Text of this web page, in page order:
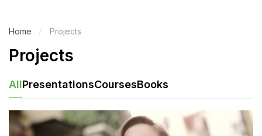
Home Projects
Projects
AllPresentationsCoursesBooks